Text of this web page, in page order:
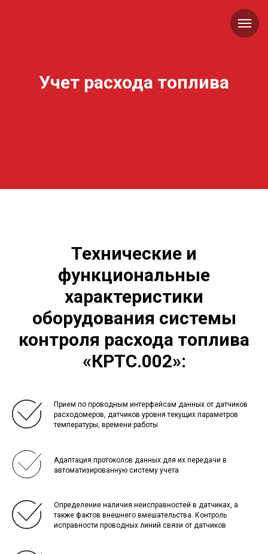
Учет расхода топлива
Технические и
функциональные
характеристики
оборудования системы
контроля расхода топлива
«КРТС.002»:
Прием по проводным интерфейсам данных от датчиков
расходомеров, датчиков уровня текущих параметров
температуры, времени работы
Адаптация протоколов данных для их передачи в
автоматизированную систему учета
Определение наличия неисправностей в датчиках, а
также фактов внешнего вмешательства. Контроль
исправности проводных линий связи от датчиков